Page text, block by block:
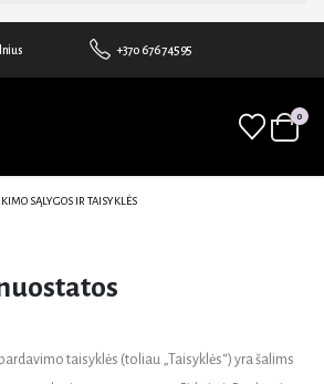
+370 676 74595
0
SĄLYGOS IR TAISYKLĖS
taisyklės (toliau „Taisyklės“) yra šalims